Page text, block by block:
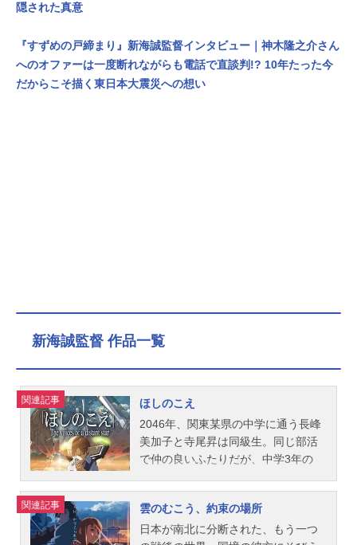
隠された真意
『すずめの戸締まり』新海誠監督インタビュー｜神木隆之介さん
へのオファーは一度断れながらも電話で直談判!? 10年たった今
だからこそ描く東日本大震災への想い
新海誠監督 作品一覧
関連記事
ほしのこえ
2046年、関東某県の中学に通う長峰
美加子と寺尾昇は同級生。同じ部活
で仲の良いふたりだが、中学3年の
に選ばれたことをノボルに告げる。2
047年、冬、ミカコは地球を後にし、
ノボルは高校に進学する。地上と宇
関連記事
雲のむこう、約束の場所
日本が南北に分断された、もう一つ